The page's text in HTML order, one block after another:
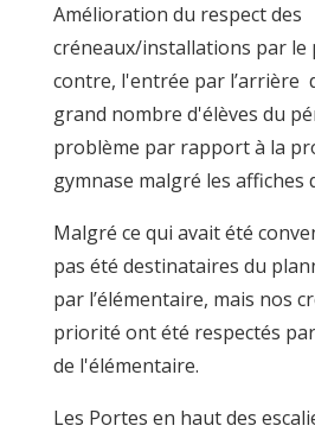
Amélioration du respect des
créneaux/installations par le
contre, l'entrée par l’arrière
grand nombre d'élèves du
problème par rapport à la
gymnase malgré les affiches
Malgré ce qui avait été
pas été destinataires du
par l’élémentaire, mais nos
priorité ont été respectés
de l'élémentaire.
Les Portes en haut des